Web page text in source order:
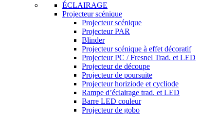
ÉCLAIRAGE
Projecteur scénique
Projecteur scénique
Projecteur PAR
Blinder
Projecteur scénique à effet décoratif
Projecteur PC / Fresnel Trad. et LED
Projecteur de découpe
Projecteur de poursuite
Projecteur horiziode et cycliode
Rampe d’éclairage trad. et LED
Barre LED couleur
Projecteur de gobo